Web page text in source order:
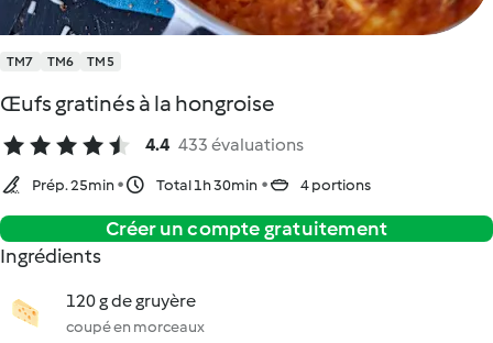
TM7 TM6 TM5
Œufs gratinés à la hongroise
4.4 433 évaluations
Prép. 25min Total 1h 30min 4 portions
Créer un compte gratuitement
Ingrédients
120 g de gruyère
coupé en morceaux